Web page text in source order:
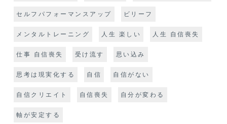
セルフパフォーマンスアップ ビリーフ
メンタルトレーニング 人生 楽しい 人生 自信喪失
仕事 自信喪失 受け流す 思い込み
思考は現実化する 自信 自信がない
自信クリエイト 自信喪失 自分が変わる
軸が安定する